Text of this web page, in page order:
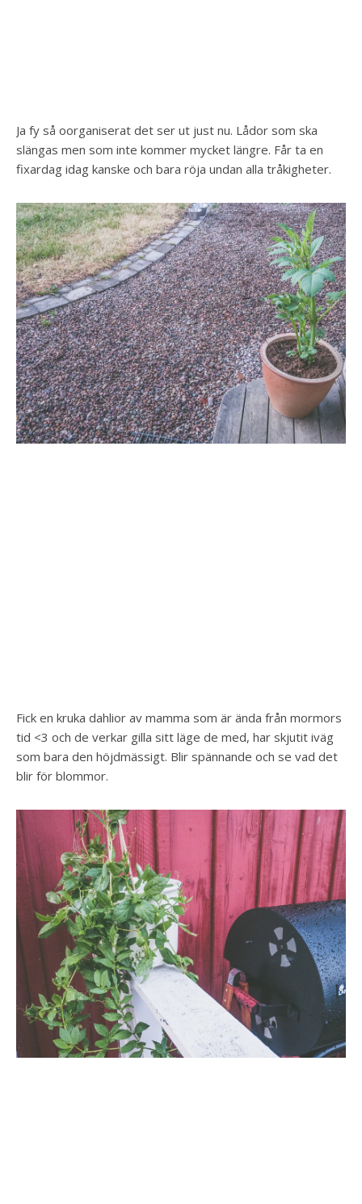
Ja fy så oorganiserat det ser ut just nu. Lådor som ska
slängas men som inte kommer mycket längre. Får ta en
fixardag idag kanske och bara röja undan alla tråkigheter.
Fick en kruka dahlior av mamma som är ända från mormors
tid <3 och de verkar gilla sitt läge de med, har skjutit iväg
som bara den höjdmässigt. Blir spännande och se vad det
blir för blommor.